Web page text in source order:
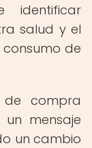
identificar
salud y el
de
de compra
un mensaje
un cambio